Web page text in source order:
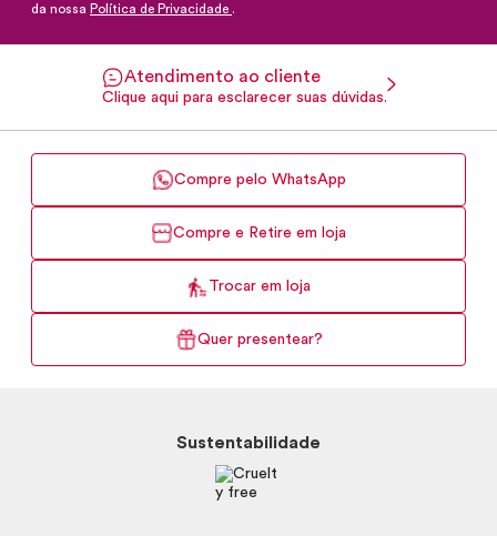
da nossa Política de Privacidade .
Atendimento ao cliente
Clique aqui para esclarecer suas dúvidas.
Compre pelo WhatsApp
Compre e Retire em loja
Trocar em loja
Quer presentear?
Sustentabilidade